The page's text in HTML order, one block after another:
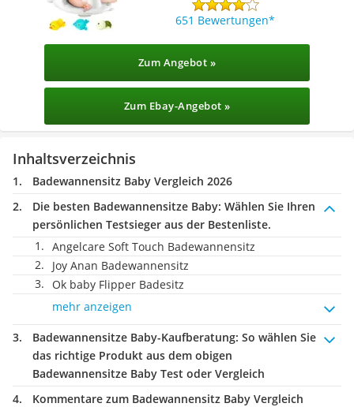
651 Bewertungen
Zum Angebot »
Zum Ebay-Angebot »
Inhaltsverzeichnis
Badewannensitz Baby Vergleich 2026
Die besten Badewannensitze Baby: Wählen Sie Ihren
persönlichen Testsieger aus der Bestenliste.
Angelcare Soft Touch Badewannensitz
Joy Anan Badewannensitz
Ok baby Flipper Badesitz
mehr anzeigen
Badewannensitze Baby-Kaufberatung: So wählen Sie
das richtige Produkt aus dem obigen
Badewannensitze Baby Test oder Vergleich
Kommentare zum Badewannensitz Baby Vergleich